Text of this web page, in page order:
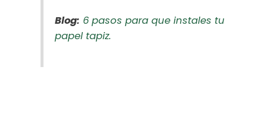
Blog: 6 pasos para que instales tu
papel tapiz.